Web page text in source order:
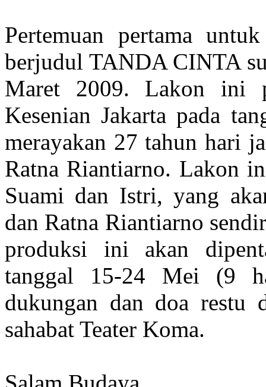
Pertemuan pertama
berjudul TANDA CINTA
Maret 2009. Lakon ini
Kesenian Jakarta pada
merayakan 27 tahun hari
Ratna Riantiarno. Lakon
Suami dan Istri, yang
dan Ratna Riantiarno
produksi ini akan
tanggal 15-24 Mei (9
dukungan dan doa restu
sahabat Teater Koma.